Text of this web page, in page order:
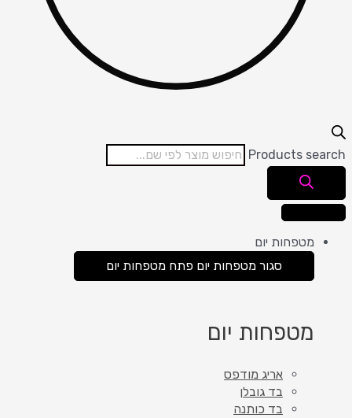
Products search
מטפחות יום
סגור מטפחות יום פתח מטפחות יום
מטפחות יום
אריג מודפס
בד גובלן
בד כותנה